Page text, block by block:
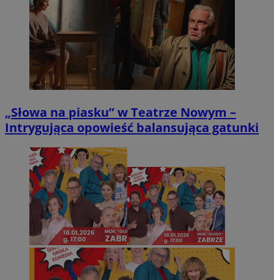
„Słowa na piasku” w Teatrze Nowym –
Intrygująca opowieść balansująca gatunki